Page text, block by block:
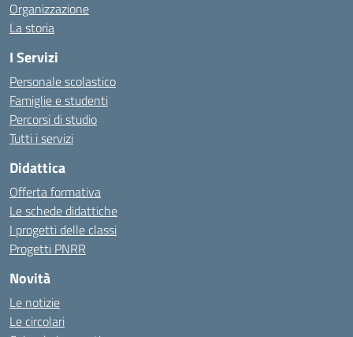
Organizzazione
La storia
I Servizi
Personale scolastico
Famiglie e studenti
Percorsi di studio
Tutti i servizi
Didattica
Offerta formativa
Le schede didattiche
I progetti delle classi
Progetti PNRR
Novità
Le notizie
Le circolari